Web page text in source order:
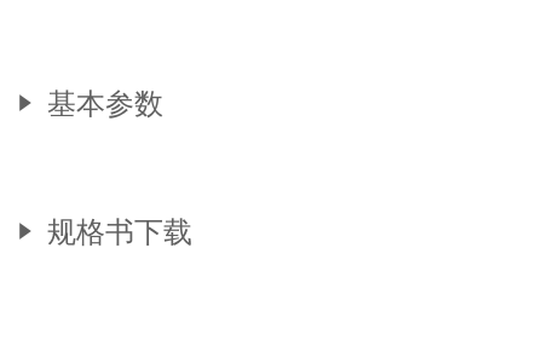
基本参数
规格书下载